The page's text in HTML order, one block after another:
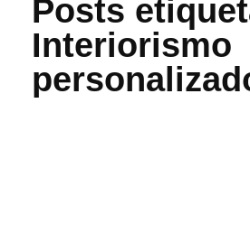
Posts
Interiorismo